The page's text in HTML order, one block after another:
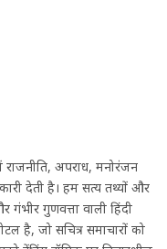
अपराध, मनोरंजन
देती है। हम सत्य तथ्यों और
गुणवत्ता वाली हिंदी
है, जो सचित्र समाचारों को